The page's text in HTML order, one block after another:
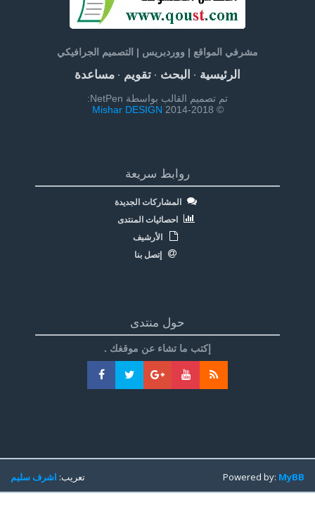
مشرفي المواقع | ووردبريس | التصميم الجرافيكي
الرئيسية· البحث· تقويم· مساعدة
تم تصميم القالب بواسطة NetPen:
© 2014-2018
Mishar DESIGN
روابط سريعة
المشاركات الجديدة
احصائيات المنتدى
الأرشيف
إتصل بنا
حول منتدى
إكتب ما تشاء عن موقغك .
تعريب:اشرف سليم Powered by:MyBB